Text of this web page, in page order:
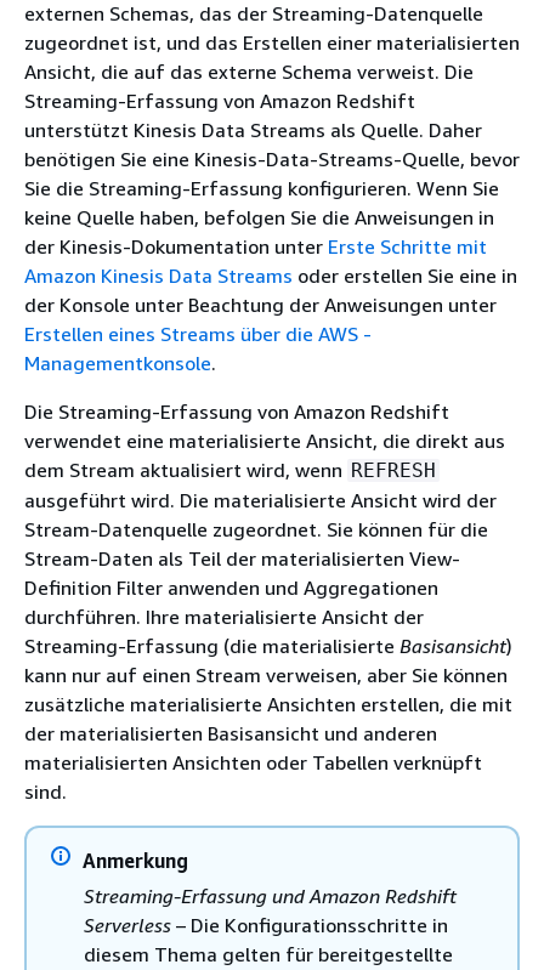
externen Schemas, das der Streaming-Datenquelle
zugeordnet ist, und das Erstellen einer materialisierten
Ansicht, die auf das externe Schema verweist. Die
Streaming-Erfassung von Amazon Redshift
unterstützt Kinesis Data Streams als Quelle. Daher
benötigen Sie eine Kinesis-Data-Streams-Quelle, bevor
Sie die Streaming-Erfassung konfigurieren. Wenn Sie
keine Quelle haben, befolgen Sie die Anweisungen in
der Kinesis-Dokumentation unter Erste Schritte mit
Amazon Kinesis Data Streams oder erstellen Sie eine in
der Konsole unter Beachtung der Anweisungen unter
Erstellen eines Streams über die AWS -
Managementkonsole.
Die Streaming-Erfassung von Amazon Redshift
verwendet eine materialisierte Ansicht, die direkt aus
dem Stream aktualisiert wird, wenn REFRESH
ausgeführt wird. Die materialisierte Ansicht wird der
Stream-Datenquelle zugeordnet. Sie können für die
Stream-Daten als Teil der materialisierten View-
Definition Filter anwenden und Aggregationen
durchführen. Ihre materialisierte Ansicht der
Streaming-Erfassung (die materialisierte Basisansicht)
kann nur auf einen Stream verweisen, aber Sie können
zusätzliche materialisierte Ansichten erstellen, die mit
der materialisierten Basisansicht und anderen
materialisierten Ansichten oder Tabellen verknüpft
sind.
Anmerkung
Streaming-Erfassung und Amazon Redshift
Serverless – Die Konfigurationsschritte in
diesem Thema gelten für bereitgestellte